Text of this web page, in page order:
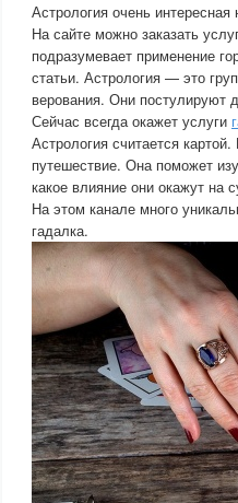
Астрология очень
На сайте можно заказать
подразумевает применение
статьи. Астрология — это
верования. Они постулируют
Сейчас всегда окажет услуги
Астрология считается
путешествие. Она поможет
какое влияние они окажут на
На этом канале много
гадалка.